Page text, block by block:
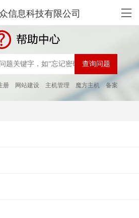
信息科技有限公司
册 网站建设 主机管理 魔方主机 备案